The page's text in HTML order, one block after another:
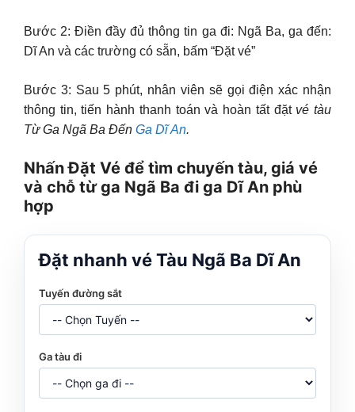
Bước 2: Điền đầy đủ thông tin ga đi: Ngã Ba, ga đến:
Dĩ An và các trường có sẵn, bấm “Đặt vé”
Bước 3: Sau 5 phút, nhân viên sẽ gọi điện xác nhận
thông tin, tiến hành thanh toán và hoàn tất đặt vé tàu
Từ Ga Ngã Ba Đến Ga Dĩ An.
Nhấn Đặt Vé để tìm chuyến tàu, giá vé
và chỗ từ ga Ngã Ba đi ga Dĩ An phù
hợp
Đặt nhanh vé Tàu Ngã Ba Dĩ An
Tuyến đường sắt
Ga tàu đi